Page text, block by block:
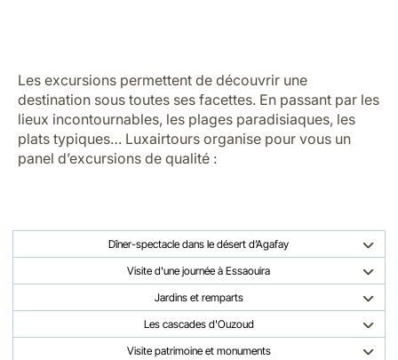
Les excursions permettent de découvrir une
destination sous toutes ses facettes. En passant par les
lieux incontournables, les plages paradisiaques, les
plats typiques… Luxairtours organise pour vous un
panel d’excursions de qualité :
Dîner-spectacle dans le désert d’Agafay
Visite d'une journée à Essaouira
Jardins et remparts
Les cascades d'Ouzoud
Visite patrimoine et monuments